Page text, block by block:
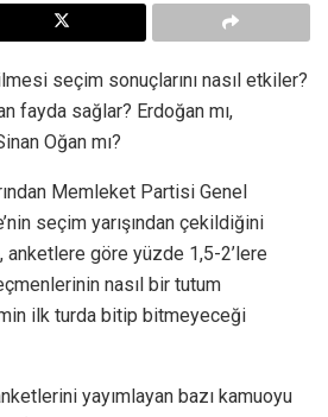
seçim sonuçlarını nasıl etkiler?
fayda sağlar? Erdoğan mı,
Oğan mı?
Memleket Partisi Genel
seçim yarışından çekildiğini
anketlere göre yüzde 1,5-2’lere
nasıl bir tutum
ilk turda bitip bitmeyeceği
yayımlayan bazı kamuoyu